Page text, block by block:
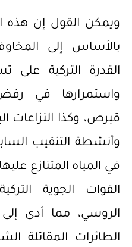
ويمكن القول إن هذه
بالأساس إلى
القدرة التركية على
واستمرارها في
قبرص، وكذا النزاعات
وأنشطة التنقيب
في المياه المتنازع
الروسي، مما أدى